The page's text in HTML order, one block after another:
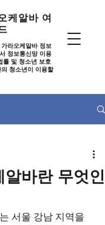
케알바 여
라오케알바 정보
정보통신망 이용
률 및 청소년 보호
청소년이 이용할
바란 무엇인
는 서울 강남 지역을